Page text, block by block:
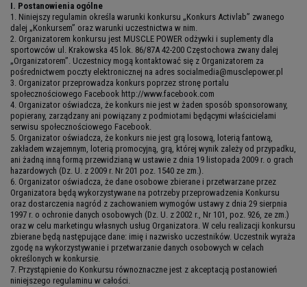
I. Postanowienia ogólne
1. Niniejszy regulamin określa warunki konkursu „Konkurs Activlab” zwanego
dalej „Konkursem” oraz warunki uczestnictwa w nim.
2. Organizatorem konkursu jest MUSCLE POWER odżywki i suplementy dla
sportowców ul. Krakowska 45 lok. 86/87A 42-200 Częstochowa zwany dalej
„Organizatorem”. Uczestnicy mogą kontaktować się z Organizatorem za
pośrednictwem poczty elektronicznej na adres socialmedia@musclepower.pl
3. Organizator przeprowadza konkurs poprzez stronę portalu
społecznościowego Facebook http://www.facebook.com
4. Organizator oświadcza, że konkurs nie jest w żaden sposób sponsorowany,
popierany, zarządzany ani powiązany z podmiotami będącymi właścicielami
serwisu społecznościowego Facebook.
5. Organizator oświadcza, że konkurs nie jest grą losową, loterią fantową,
zakładem wzajemnym, loterią promocyjną, grą, której wynik zależy od przypadku,
ani żadną inną formą przewidzianą w ustawie z dnia 19 listopada 2009 r. o grach
hazardowych (Dz. U. z 2009 r. Nr 201 poz. 1540 ze zm.).
6. Organizator oświadcza, że dane osobowe zbierane i przetwarzane przez
Organizatora będą wykorzystywane na potrzeby przeprowadzenia Konkursu
oraz dostarczenia nagród z zachowaniem wymogów ustawy z dnia 29 sierpnia
1997 r. o ochronie danych osobowych (Dz. U. z 2002 r., Nr 101, poz. 926, ze zm.)
oraz w celu marketingu własnych usług Organizatora. W celu realizacji konkursu
zbierane będą następujące dane: imię i nazwisko uczestników. Uczestnik wyraża
zgodę na wykorzystywanie i przetwarzanie danych osobowych w celach
określonych w konkursie.
7. Przystąpienie do Konkursu równoznaczne jest z akceptacją postanowień
niniejszego regulaminu w całości.